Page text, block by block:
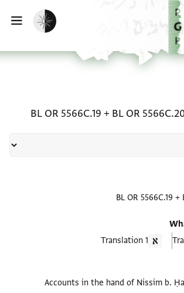
تفعيل الوضع المظلم
BL OR
+
BL OR 5566C.19
+
BL OR 5566C.19
1 Translation
Accounts in the hand of Nissim b.